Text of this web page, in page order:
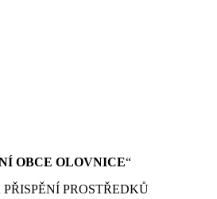
OBCE OLOVNICE“
PROSTŘEDKŮ